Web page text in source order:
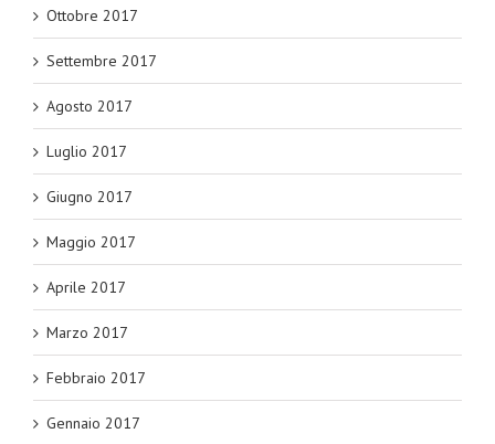
Ottobre 2017
Settembre 2017
Agosto 2017
Luglio 2017
Giugno 2017
Maggio 2017
Aprile 2017
Marzo 2017
Febbraio 2017
Gennaio 2017